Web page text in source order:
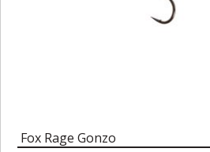
Fox Rage Gonzo